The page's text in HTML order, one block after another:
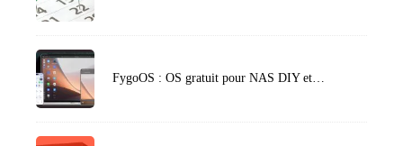
FygoOS : OS gratuit pour NAS DIY et…